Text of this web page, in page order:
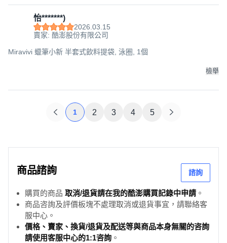
怡*******)
2026.03.15
賣家: 酷澎股份有限公司
Miravivi 蠟筆小新 半套式飲料提袋, 泳圈, 1個
檢舉
1 2 3 4 5
商品諮詢 諮詢
購買的商品 取消/退貨請在我的酷澎購買記錄中申請 。
商品咨詢及評價板塊不處理取消或退貨事宜，請聯絡客
服中心。
價格、賣家、換貨/退貨及配送等與商品本身無關的咨詢
請使用客服中心的1:1咨詢 。